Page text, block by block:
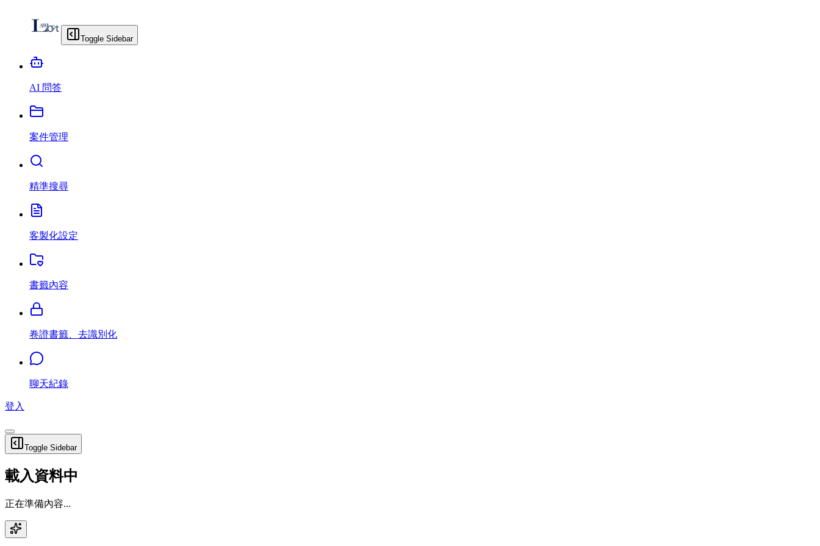
Toggle Sidebar
AI 問答
案件管理
精準搜尋
客製化設定
書籤內容
卷證書籤、去識別化
聊天紀錄
登入
Toggle Sidebar
載入資料中
正在準備內容...